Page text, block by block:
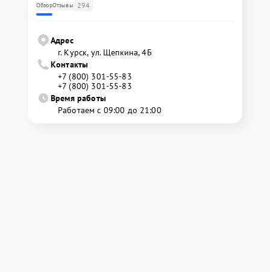
ОбзорОтзывы 294
Адрес
г. Курск, ул. Щепкина, 4Б
Контакты
+7 (800) 301-55-83
+7 (800) 301-55-83
Время работы
Работаем с 09:00 до 21:00